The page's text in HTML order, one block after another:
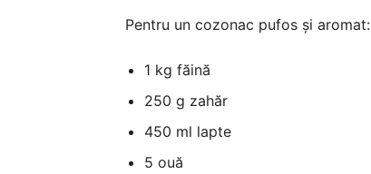
Pentru un cozonac pufos și aromat:
1 kg făină
250 g zahăr
450 ml lapte
5 ouă